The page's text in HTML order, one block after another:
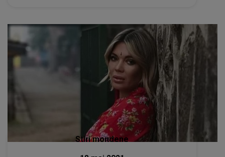
Stiri mondene